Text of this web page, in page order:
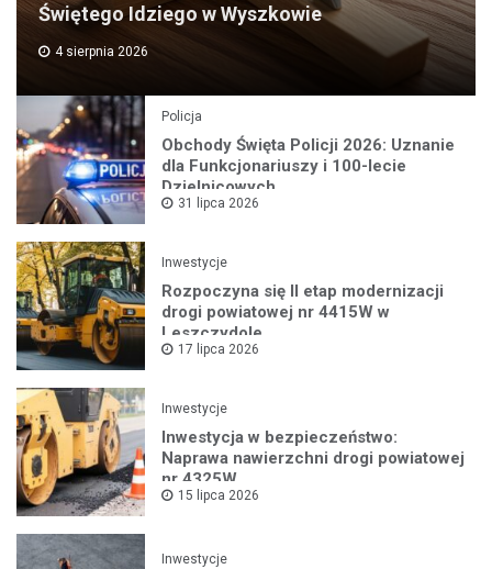
Świętego Idziego w Wyszkowie
4 sierpnia 2026
Policja
Obchody Święta Policji 2026: Uznanie
dla Funkcjonariuszy i 100-lecie
Dzielnicowych
31 lipca 2026
Inwestycje
Rozpoczyna się II etap modernizacji
drogi powiatowej nr 4415W w
Leszczydole
17 lipca 2026
Inwestycje
Inwestycja w bezpieczeństwo:
Naprawa nawierzchni drogi powiatowej
nr 4325W
15 lipca 2026
Inwestycje